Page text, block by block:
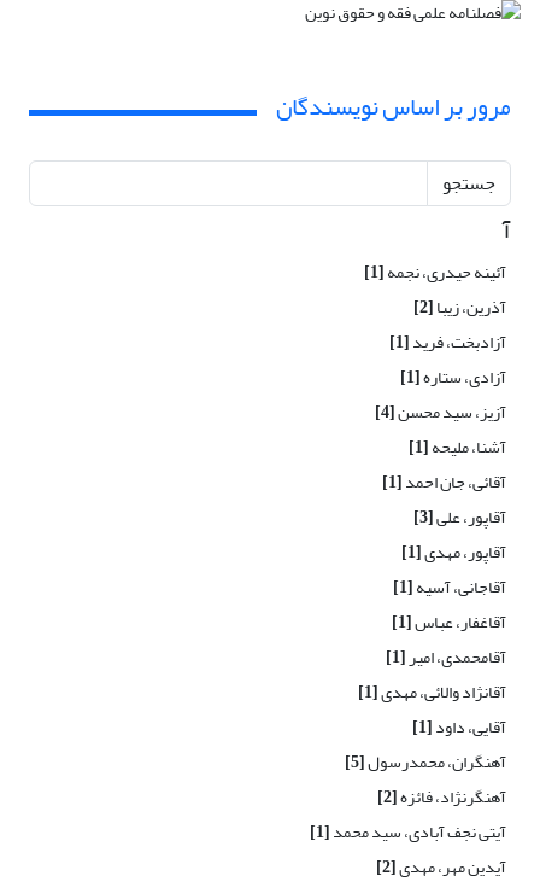
مرور بر اساس نویسندگان
جستجو
آ
آئینه حیدری، نجمه[1]
آذرین، زیبا[2]
آزادبخت، فرید[1]
آزادی، ستاره[1]
آزیز، سید محسن[4]
آشنا، ملیحه[1]
آقائی، جان احمد[1]
آقاپور، علی[3]
آقاپور، مهدی[1]
آقاجانی، آسیه[1]
آقاغفار، عباس[1]
آقامحمدی، امیر[1]
آقانژاد والائی، مهدی[1]
آقایی، داود[1]
آهنگران، محمدرسول[5]
آهنگرنژاد، فائزه[2]
آیتی نجف آبادی، سید محمد[1]
آیدین مهر، مهدی[2]